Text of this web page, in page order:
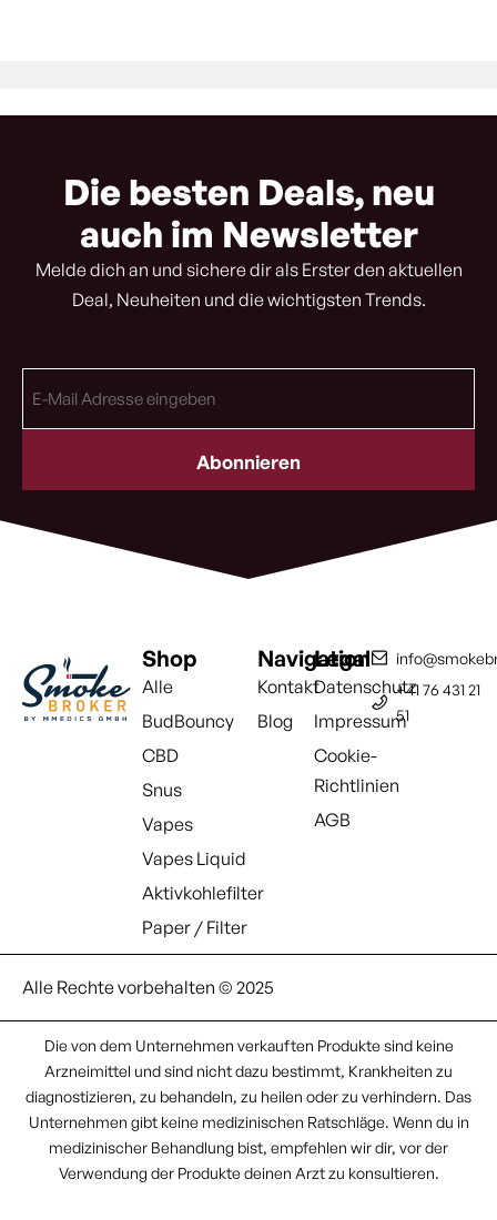
Die besten Deals, neu
auch im Newsletter
Melde dich an und sichere dir als Erster den aktuellen
Deal, Neuheiten und die wichtigsten Trends.
Mail
Shop
Alle
BudBouncy
CBD
Snus
Vapes
Vapes Liquid
Aktivkohlefilter
Paper / Filter
Navigation
Kontakt
Blog
Legal
Datenschutz
Impressum
Cookie-
Richtlinien
AGB
+41 76 431 21
51
Alle Rechte vorbehalten © 2025
Die von dem Unternehmen verkauften Produkte sind keine
Arzneimittel und sind nicht dazu bestimmt, Krankheiten zu
diagnostizieren, zu behandeln, zu heilen oder zu verhindern. Das
Unternehmen gibt keine medizinischen Ratschläge. Wenn du in
medizinischer Behandlung bist, empfehlen wir dir, vor der
Verwendung der Produkte deinen Arzt zu konsultieren.